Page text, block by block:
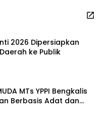
2026 Dipersiapkan
ke Publik
MTs YPPI Bengkalis
Berbasis Adat dan